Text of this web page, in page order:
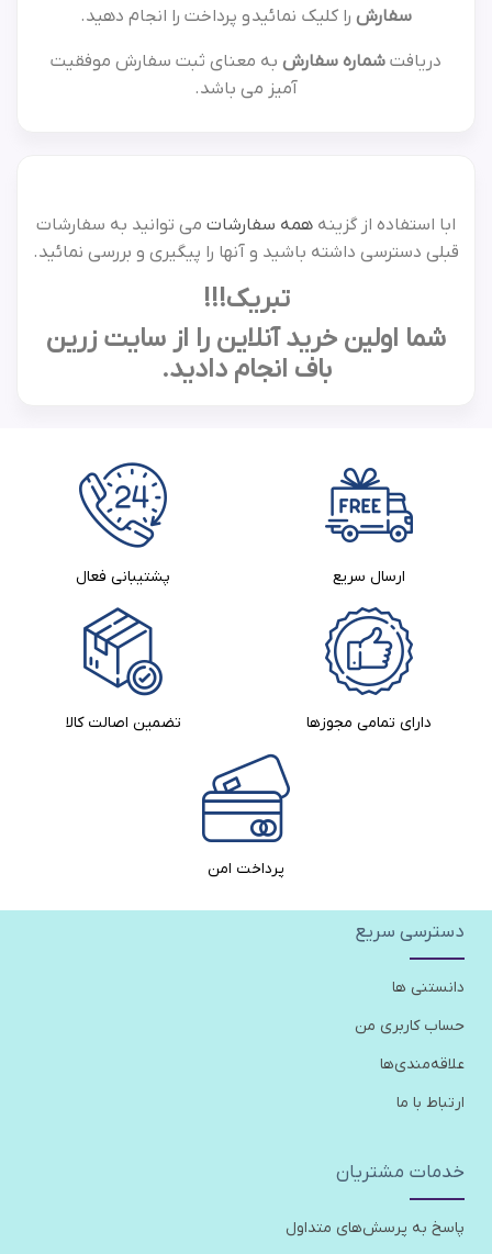
سفارش را کلیک نمائید و پرداخت را انجام دهید.
دریافت شماره سفارش به معنای ثبت سفارش موفقیت
آمیز می باشد.
ابا استفاده از گزینه همه سفارشات می توانید به سفارشات
قبلی دسترسی داشته باشید و آنها را پیگیری و بررسی نمائید.
تبریک!!!
شما اولین خرید آنلاین را از سایت زرین
باف انجام دادید.
ارسال سریع پشتیبانی فعال
دارای تمامی مجوزها تضمین اصالت کالا​
پرداخت امن
دسترسی سریع
دانستنی ها
حساب کاربری من
علاقه‌مندی‌ها
ارتباط با ما
خدمات مشتریان
پاسخ به پرسش‌های متداول